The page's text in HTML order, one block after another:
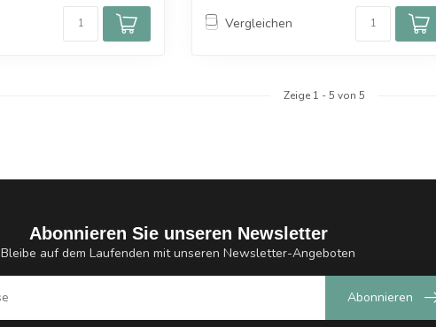
Vergleichen
Zeige 1 -5 von 5
Abonnieren Sie unseren Newsletter
Bleibe auf dem Laufenden mit unseren Newsletter-Angeboten
Abonnieren